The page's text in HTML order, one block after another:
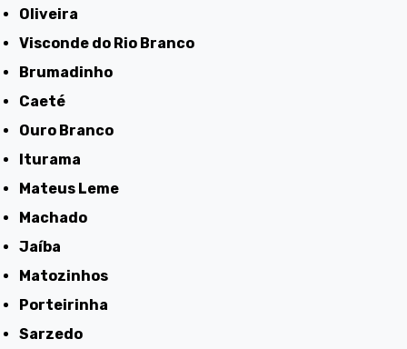
Oliveira
Visconde do Rio Branco
Brumadinho
Caeté
Ouro Branco
Iturama
Mateus Leme
Machado
Jaíba
Matozinhos
Porteirinha
Sarzedo